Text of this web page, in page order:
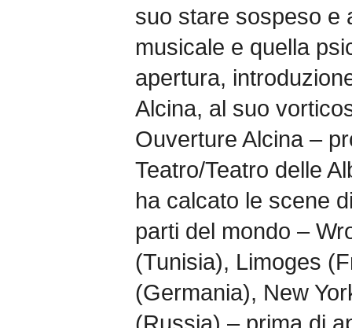
suo stare sospeso e
musicale e quella
apertura,
Alcina, al suo
Ouverture Alcina –
Teatro/Teatro delle
ha calcato le scene
parti del mondo –
(Tunisia), Limoges
(Germania), New